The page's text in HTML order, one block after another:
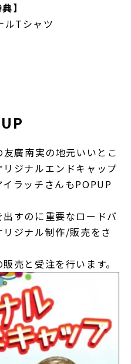
】
ルTシャツ
廣南実の地元いいとこ
ジナルエンドキャップ
ラッチさんもPOPUP
すのに重要なロードバ
ジナル制作/販売をさ
売と受注を行います。